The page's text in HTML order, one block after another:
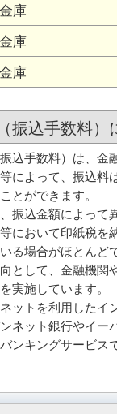
庫
庫
庫
振込手数料）
込手数料）は、金
によって、振込料
とができます。
振込金額によって
において印紙税を
る場合がほとんど
として、金融機関
実施しています。
ットを利用したイ
ネット銀行やイー
ンキングサービス